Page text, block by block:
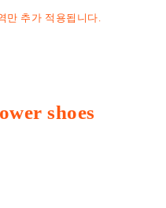
만 추가 적용됩니다.
shoes